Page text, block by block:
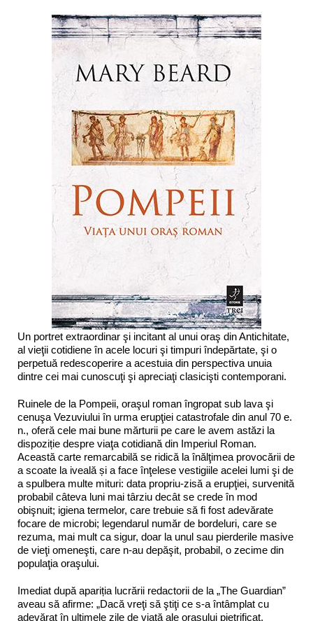
Un portret extraordinar şi incitant al unui oraş din Antichitate,
al vieţii cotidiene în acele locuri şi timpuri îndepărtate, şi o
perpetuă redescoperire a acestuia din perspectiva unuia
dintre cei mai cunoscuţi şi apreciaţi clasicişti contemporani.
Ruinele de la Pompeii, oraşul roman îngropat sub lava şi
cenuşa Vezuviului în urma erupţiei catastrofale din anul 70 e.
n., oferă cele mai bune mărturii pe care le avem astăzi la
dispoziție despre viaţa cotidiană din Imperiul Roman.
Această carte remarcabilă se ridică la înălţimea provocării de
a scoate la iveală și a face înţelese vestigiile acelei lumi şi de
a spulbera multe mituri: data propriu-zisă a erupţiei, survenită
probabil câteva luni mai târziu decât se crede în mod
obişnuit; igiena termelor, care trebuie să fi fost adevărate
focare de microbi; legendarul număr de bordeluri, care se
rezuma, mai mult ca sigur, doar la unul sau pierderile masive
de vieţi omeneşti, care n-au depăşit, probabil, o zecime din
populaţia oraşului.
Imediat după apariția lucrării redactorii de la „The Guardian”
aveau să afirme: „Dacă vreţi să ştiţi ce s-a întâmplat cu
adevărat în ultimele zile de viaţă ale oraşului pietrificat,